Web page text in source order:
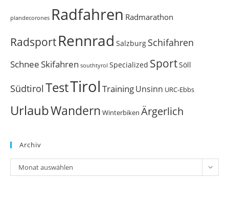
plandecorones Radfahren Radmarathon
RadsportRennrad Salzburg Schifahren
Schnee Skifahren southtyrol Specialized SportSöll
Südtirol TestTirol TrainingUnsinn URC-Ebbs
UrlaubWandern Winterbiken Ärgerlich
Archiv
Archiv
Monat auswählen